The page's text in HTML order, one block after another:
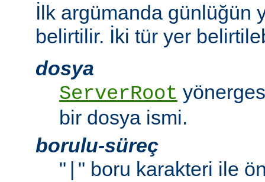
İlk argümanda günlüğün
belirtilir. İki tür yer
dosya
ServerRoot
bir dosya ismi.
borulu-süreç
" " boru karakteri ile